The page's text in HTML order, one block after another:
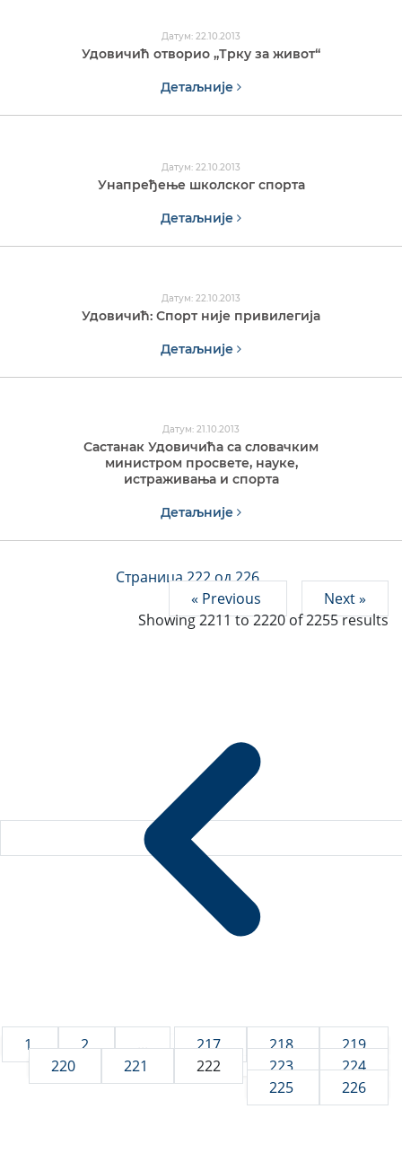
Датум: 22.10.2013
Удовичић отворио „Трку за живот“
Детаљније
Датум: 22.10.2013
Унапређење школског спорта
Детаљније
Датум: 22.10.2013
Удовичић: Спорт није привилегија
Детаљније
Датум: 21.10.2013
Састанак Удовичића са словачким
министром просвете, науке,
истраживања и спорта
Детаљније
Страница 222 од 226
« Previous
Next »
Showing2211to2220of2255results
1 2 ... 217 218
219
220
221 222 223
224
225
226